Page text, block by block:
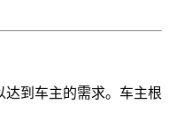
到车主的需求。车主根